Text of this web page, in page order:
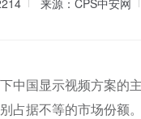
来源：CPS中安网
中国显示视频方案的
占据不等的市场份额